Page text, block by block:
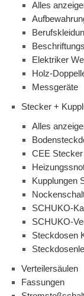
Alles
Elektriker
Holz-
Messgeräte
Stecker +
Alles
CEE
Kupplungen
SCHUKO-
SCHUKO-
Steckdosen
Verteilersäulen
Fassungen